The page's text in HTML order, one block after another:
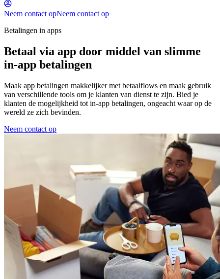
Neem contact opNeem contact op
Betalingen in apps
Betaal via app door middel van slimme
in-app betalingen
Maak app betalingen makkelijker met betaalflows en maak gebruik
van verschillende tools om je klanten van dienst te zijn. Bied je
klanten de mogelijkheid tot in-app betalingen, ongeacht waar op de
wereld ze zich bevinden.
Neem contact op